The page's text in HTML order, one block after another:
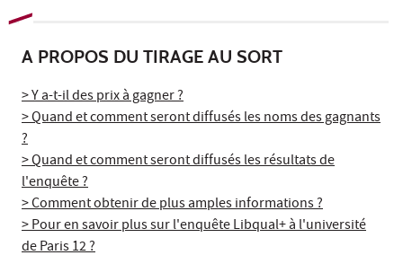
A PROPOS DU TIRAGE AU SORT
> Y a-t-il des prix à gagner ?
> Quand et comment seront diffusés les noms des gagnants
?
> Quand et comment seront diffusés les résultats de
l'enquête ?
> Comment obtenir de plus amples informations ?
> Pour en savoir plus sur l'enquête Libqual+ à l'université
de Paris 12 ?